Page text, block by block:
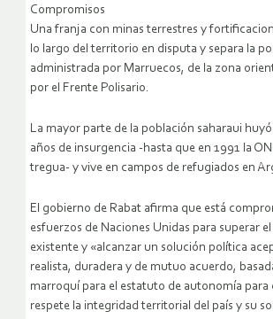
Compromisos
Una franja con minas terrestres y
lo largo del territorio en disputa y separa la
administrada por Marruecos, de la zona
por el Frente Polisario.
La mayor parte de la población saharaui
años de insurgencia -hasta que en 1991 la
tregua- y vive en campos de refugiados en
El gobierno de Rabat afirma que está
esfuerzos de Naciones Unidas para superar
existente y «alcanzar un solución política
realista, duradera y de mutuo acuerdo,
marroquí para el estatuto de autonomía para
respete la integridad territorial del país y su